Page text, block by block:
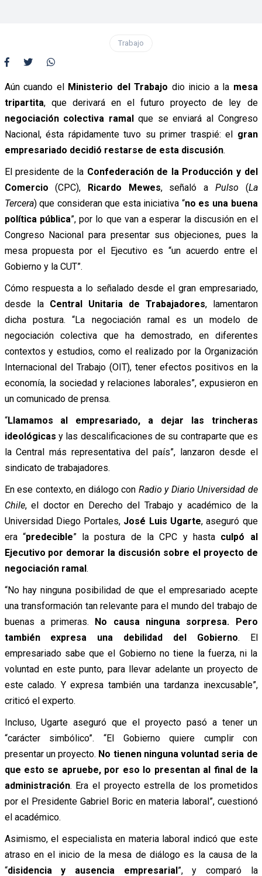
Trabajo
Aún cuando el Ministerio del Trabajo dio inicio a la mesa
tripartita, que derivará en el futuro proyecto de ley de
negociación colectiva ramalque se enviará al Congreso
Nacional, ésta rápidamente tuvo su primer traspié: el gran
empresariado decidió restarse de esta discusión.
El presidente de la Confederación de la Producción y del
Comercio (CPC), Ricardo Mewes, señaló a Pulso (La
Tercera) que consideran que esta iniciativa “no es una buena
política pública”, por lo que van a esperar la discusión en el
Congreso Nacional para presentar sus objeciones, pues la
mesa propuesta por el Ejecutivo es “un acuerdo entre el
Gobierno y la CUT”.
Cómo respuesta a lo señalado desde el gran empresariado,
desde laCentral Unitaria de Trabajadores, lamentaron
dicha postura. “La negociación ramal es un modelo de
negociación colectiva que ha demostrado, en diferentes
contextos y estudios, como el realizado por la Organización
Internacional del Trabajo (OIT), tener efectos positivos en la
economía, la sociedad y relaciones laborales”, expusieron en
un comunicado de prensa.
“Llamamos al empresariado, a dejar las trincheras
ideológicas y las descalificaciones de su contraparte que es
la Central más representativa del país”, lanzaron desde el
sindicato de trabajadores.
En ese contexto, en diálogo con Radio y Diario Universidad de
Chile, el doctor en Derecho del Trabajo y académico de la
Universidad Diego Portales, José Luis Ugarte, aseguró que
era “predecible” la postura de la CPC y hasta culpó al
Ejecutivo por demorar la discusión sobre el proyecto de
negociación ramal.
“No hay ninguna posibilidad de que el empresariado acepte
una transformación tan relevante para el mundo del trabajo de
buenas a primeras. No causa ninguna sorpresa. Pero
también expresa una debilidad del Gobierno. El
empresariado sabe que el Gobierno no tiene la fuerza, ni la
voluntad en este punto, para llevar adelante un proyecto de
este calado. Y expresa también una tardanza inexcusable”,
criticó el experto.
Incluso, Ugarte aseguró que el proyecto pasó a tener un
“carácter simbólico”. “El Gobierno quiere cumplir con
presentar un proyecto. No tienen ninguna voluntad seria de
que esto se apruebe, por eso lo presentan al final de la
administración. Era el proyecto estrella de los prometidos
por el Presidente Gabriel Boric en materia laboral”, cuestionó
el académico.
Asimismo, el especialista en materia laboral indicó que este
atraso en el inicio de la mesa de diálogo es la causa de la
“disidencia y ausencia empresarial”, y comparó la